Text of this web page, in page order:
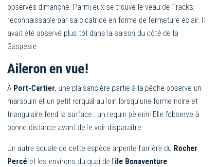
observés dimanche. Parmi eux se trouve le veau de Tracks,
reconnaissable par sa cicatrice en forme de fermeture éclair. Il
avait été observé plus tôt dans la saison du côté de la
Gaspésie.
Aileron en vue!
À Port-Cartier, une plaisancière partie à la pêche observe un
marsouin et un petit rorqual au loin lorsqu’une forme noire et
triangulaire fend la surface : un requin pèlerin! Elle l’observe à
bonne distance avant de le voir disparaitre.
Un autre squale de cette espèce arpente l’arrière du Rocher
Percé et les environs du quai de l’ile Bonaventure.